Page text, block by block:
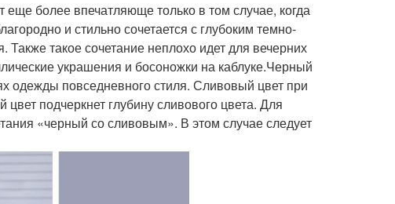
более впечатляюще только в том случае, когда
и стильно сочетается с глубоким темно-
такое сочетание неплохо идет для вечерних
украшения и босоножки на каблуке.Черный
одежды повседневного стиля. Сливовый цвет при
подчеркнет глубину сливового цвета. Для
«черный со сливовым». В этом случае следует